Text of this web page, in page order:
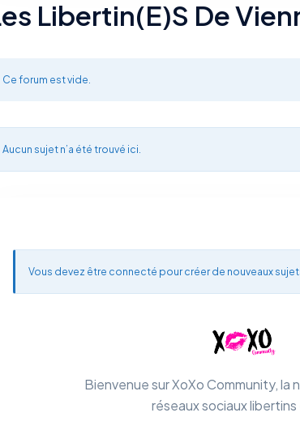
Libertin(e)s De
Ce forum est vide.
Aucun sujet n’a été trouvé ici.
Vous devez être connecté pour créer de nouveaux
Bienvenue sur XoXo Community, la
réseaux sociaux libertins